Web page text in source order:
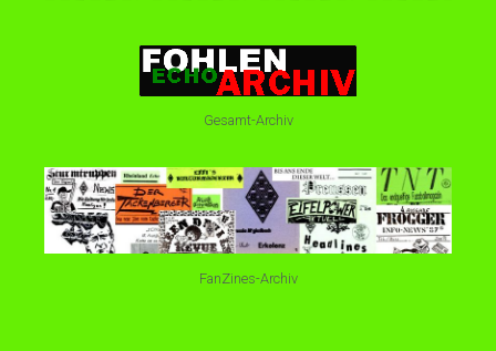
Gesamt-Archiv
FanZines-Archiv